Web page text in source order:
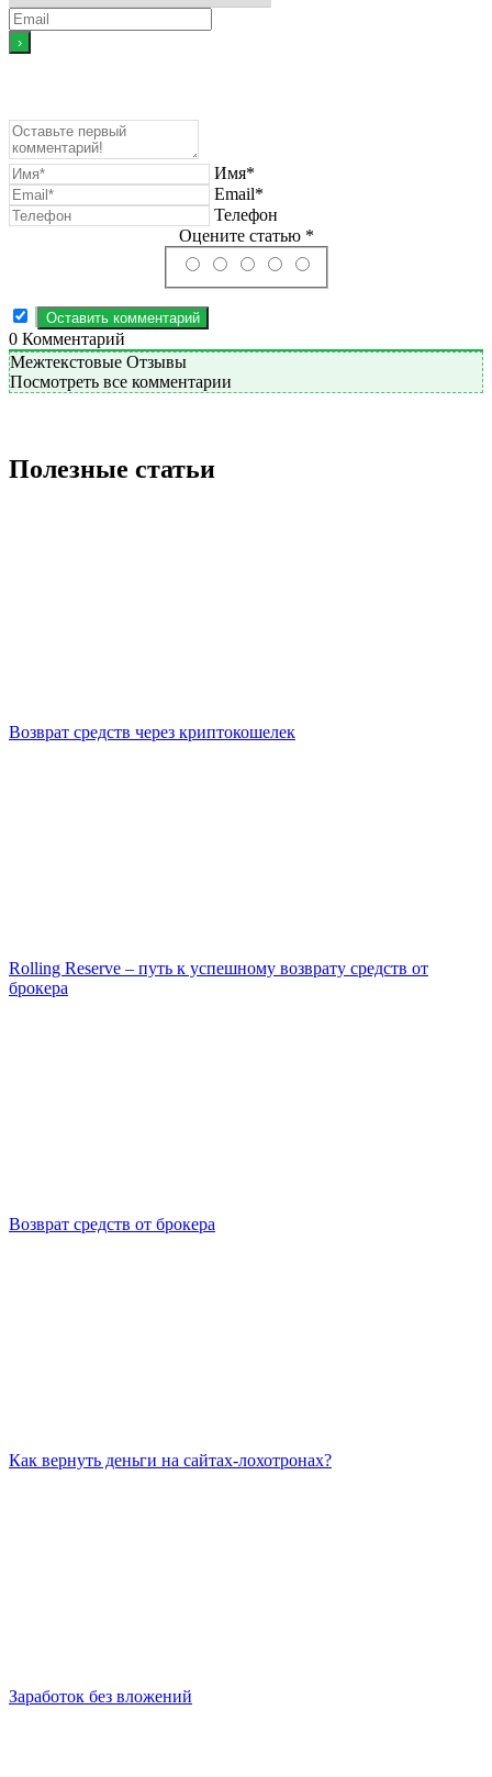
Имя*
Email*
Телефон
Оцените статью *
0 Комментарий
Межтекстовые Отзывы
Посмотреть все комментарии
Полезные статьи
Возврат средств через криптокошелек
Rolling Reserve – путь к успешному возврату средств от
брокера
Возврат средств от брокера
Как вернуть деньги на сайтах-лохотронах?
Заработок без вложений